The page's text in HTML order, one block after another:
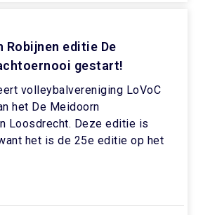
Robijnen editie De
gestart!
volleybalvereniging LoVoC
het De Meidoorn
Loosdrecht. Deze editie is
het is de 25e editie op het